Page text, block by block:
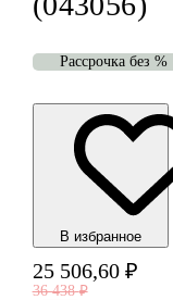
Рассрочка без %
В избранноe
25 506,60 ₽
36 438 ₽